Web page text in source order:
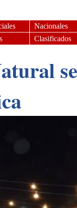
Nacionales
Clasificados